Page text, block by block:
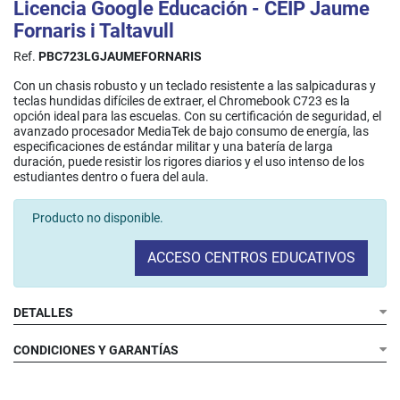
Licencia Google Educación - CEIP Jaume
Fornaris i Taltavull
Ref. PBC723LGJAUMEFORNARIS
Con un chasis robusto y un teclado resistente a las salpicaduras y
teclas hundidas difíciles de extraer, el Chromebook C723 es la
opción ideal para las escuelas. Con su certificación de seguridad, el
avanzado procesador MediaTek de bajo consumo de energía, las
especificaciones de estándar militar y una batería de larga
duración, puede resistir los rigores diarios y el uso intenso de los
estudiantes dentro o fuera del aula.
Producto no disponible.
ACCESO CENTROS EDUCATIVOS
DETALLES
CONDICIONES Y GARANTÍAS